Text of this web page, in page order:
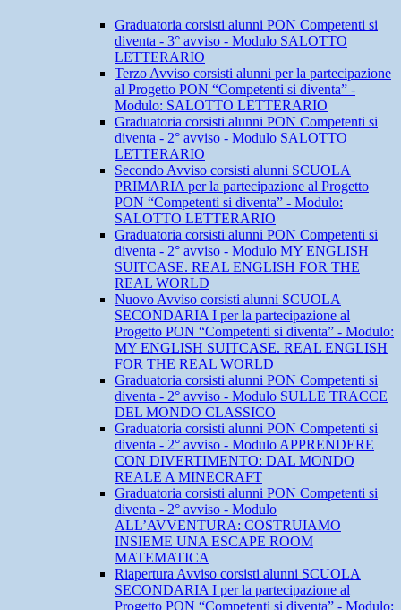
Graduatoria corsisti alunni PON Competenti si
diventa - 3° avviso - Modulo SALOTTO
LETTERARIO
Terzo Avviso corsisti alunni per la partecipazione
al Progetto PON “Competenti si diventa” -
Modulo: SALOTTO LETTERARIO
Graduatoria corsisti alunni PON Competenti si
diventa - 2° avviso - Modulo SALOTTO
LETTERARIO
Secondo Avviso corsisti alunni SCUOLA
PRIMARIA per la partecipazione al Progetto
PON “Competenti si diventa” - Modulo:
SALOTTO LETTERARIO
Graduatoria corsisti alunni PON Competenti si
diventa - 2° avviso - Modulo MY ENGLISH
SUITCASE. REAL ENGLISH FOR THE
REAL WORLD
Nuovo Avviso corsisti alunni SCUOLA
SECONDARIA I per la partecipazione al
Progetto PON “Competenti si diventa” - Modulo:
MY ENGLISH SUITCASE. REAL ENGLISH
FOR THE REAL WORLD
Graduatoria corsisti alunni PON Competenti si
diventa - 2° avviso - Modulo SULLE TRACCE
DEL MONDO CLASSICO
Graduatoria corsisti alunni PON Competenti si
diventa - 2° avviso - Modulo APPRENDERE
CON DIVERTIMENTO: DAL MONDO
REALE A MINECRAFT
Graduatoria corsisti alunni PON Competenti si
diventa - 2° avviso - Modulo
ALL’AVVENTURA: COSTRUIAMO
INSIEME UNA ESCAPE ROOM
MATEMATICA
Riapertura Avviso corsisti alunni SCUOLA
SECONDARIA I per la partecipazione al
Progetto PON “Competenti si diventa” - Modulo: